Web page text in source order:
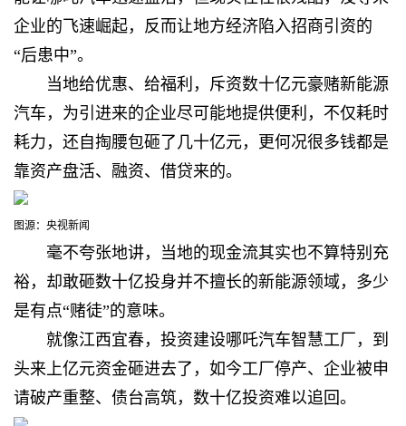
企业的飞速崛起，反而让地方经济陷入招商引资的
“后患中”。
当地给优惠、给福利，斥资数十亿元豪赌新能源
汽车，为引进来的企业尽可能地提供便利， 不仅耗时
耗力，还自掏腰包砸了几十亿元，更何况很多钱都是
靠资产盘活、融资、借贷来的。
图源：央视新闻
毫不夸张地讲， 当地的现金流其实也不算特别充
裕，却敢砸数十亿投身并不擅长的新能源领域，多少
是有点“赌徒”的意味。
就像江西宜春，投资建设哪吒汽车智慧工厂，到
头来上亿元资金砸进去了，如今工厂停产、企业被申
请破产重整、债台高筑，数十亿投资难以追回。